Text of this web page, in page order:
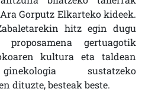
Gorputz Elkarteko kideek.
hitz egin dugu
proposamena gertuagotik
kultura eta taldean
sustatzeko
dituzte, besteak beste.